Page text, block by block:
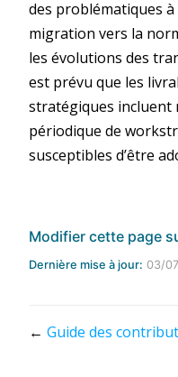
des problématiques
migration vers la
les évolutions des
est prévu que les
stratégiques incluent
périodique de
susceptibles d’être
Modifier cette page
Dernière mise à jour: 03/
← Guide des